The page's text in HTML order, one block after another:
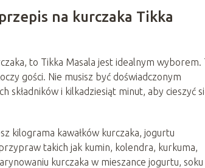
na kurczaka Tikka
to Tikka Masala jest idealnym wyborem.
gości. Nie musisz być doświadczonym
i kilkadziesiąt minut, aby cieszyć
kilograma kawałków kurczaka, jogurtu
takich jak kumin, kolendra, kurkuma,
kurczaka w mieszance jogurtu, soku